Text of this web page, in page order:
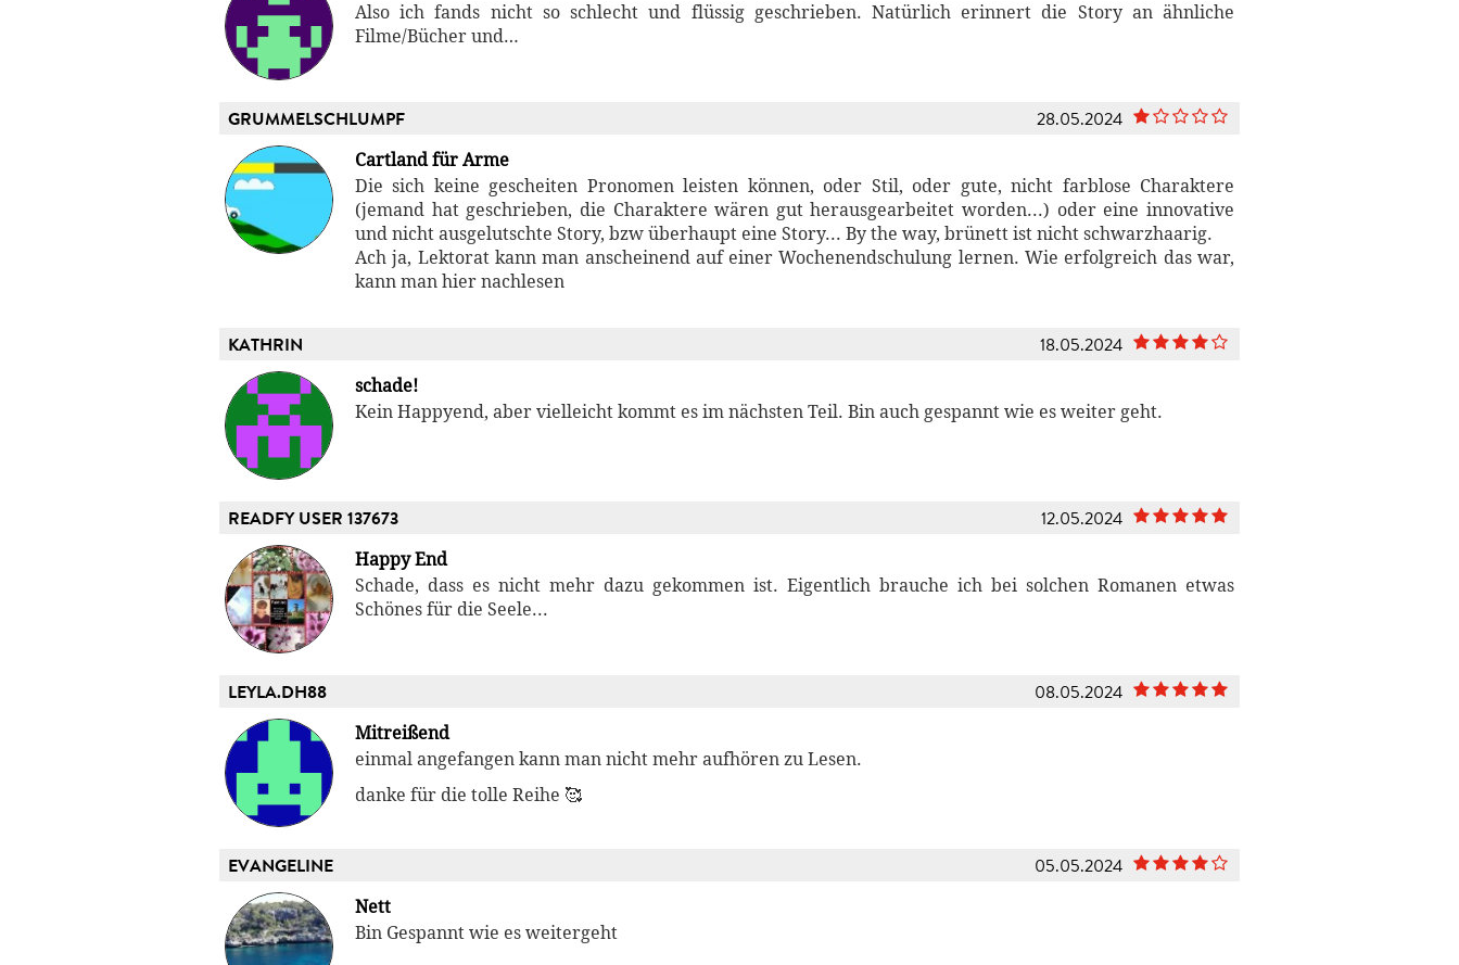
Also ich fands nicht so schlecht und flüssig geschrieben. Natürlich erinnert die Story an ähnliche
Filme/Bücher und…
GRUMMELSCHLUMPF 28.05.2024
Cartland für Arme
Die sich keine gescheiten Pronomen leisten können, oder Stil, oder gute, nicht farblose Charaktere
(jemand hat geschrieben, die Charaktere wären gut herausgearbeitet worden...) oder eine innovative
und nicht ausgelutschte Story, bzw überhaupt eine Story... By the way, brünett ist nicht schwarzhaarig.
Ach ja, Lektorat kann man anscheinend auf einer Wochenendschulung lernen. Wie erfolgreich das war,
kann man hier nachlesen
KATHRIN 18.05.2024
schade!
Kein Happyend, aber vielleicht kommt es im nächsten Teil. Bin auch gespannt wie es weiter geht.
READFY USER 137673 12.05.2024
Happy End
Schade, dass es nicht mehr dazu gekommen ist. Eigentlich brauche ich bei solchen Romanen etwas
Schönes für die Seele...
LEYLA.DH88 08.05.2024
Mitreißend
einmal angefangen kann man nicht mehr aufhören zu Lesen.
danke für die tolle Reihe 🥰
EVANGELINE 05.05.2024
Nett
Bin Gespannt wie es weitergeht